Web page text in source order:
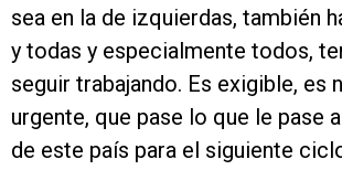
sea en la de izquierdas, también
y todas y especialmente todos,
seguir trabajando. Es exigible, es
urgente, que pase lo que le pase
de este país para el siguiente